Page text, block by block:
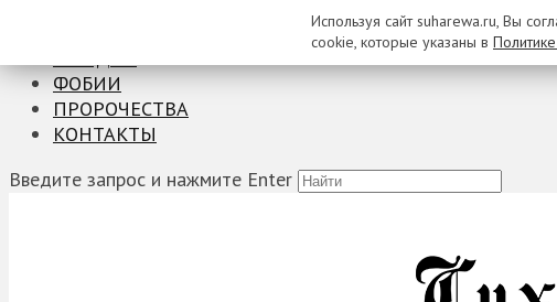
ФОБИИ
ПРОРОЧЕСТВА
КОНТАКТЫ
Введите запрос и нажмите Enter
Используя сайт suharewa.ru, Вы
cookie, которые указаны в